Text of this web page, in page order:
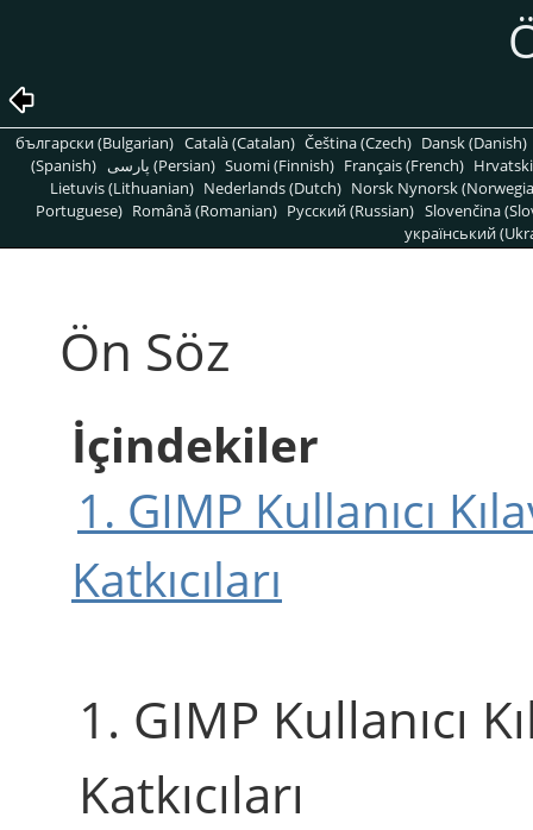
български (Bulgarian) Català (Catalan) Čeština (Czech) Dansk (Danish)
(Spanish)
پارسی (Persian) Suomi (Finnish) Français (French)
Lietuvis (Lithuanian) Nederlands (Dutch) Norsk Nynorsk
Portuguese) Română (Romanian) Pусский (Russian) Slovenčina
український
Ön Söz
İçindekiler
1. GIMP Kullanıcı
Katkıcıları
1. GIMP Kullanıcı
Katkıcıları